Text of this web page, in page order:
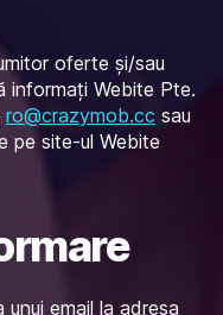
oferte și/sau
informați Webite Pte.
ro@crazymob.cc sau
pe site-ul Webite
unui email la adresa